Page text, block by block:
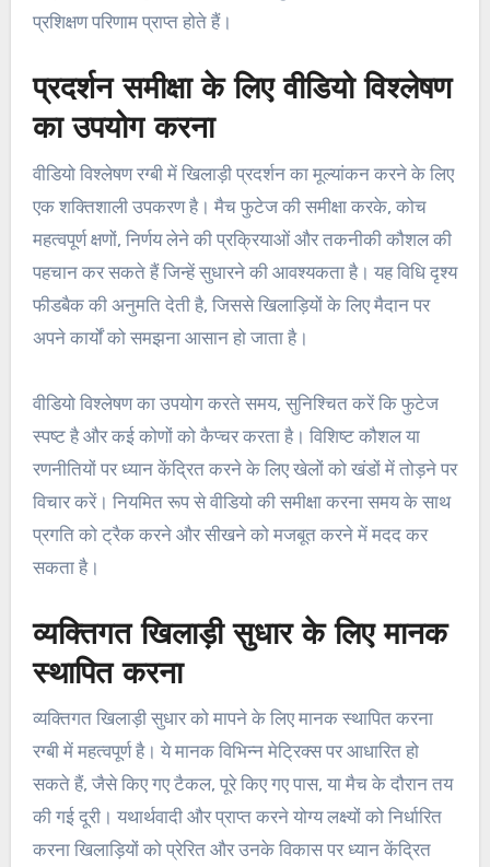
प्रशिक्षण परिणाम प्राप्त होते हैं।
प्रदर्शन समीक्षा के लिए वीडियो विश्लेषण
का उपयोग करना
वीडियो विश्लेषण रग्बी में खिलाड़ी प्रदर्शन का मूल्यांकन करने के लिए
एक शक्तिशाली उपकरण है। मैच फुटेज की समीक्षा करके, कोच
महत्वपूर्ण क्षणों, निर्णय लेने की प्रक्रियाओं और तकनीकी कौशल की
पहचान कर सकते हैं जिन्हें सुधारने की आवश्यकता है। यह विधि दृश्य
फीडबैक की अनुमति देती है, जिससे खिलाड़ियों के लिए मैदान पर
अपने कार्यों को समझना आसान हो जाता है।
वीडियो विश्लेषण का उपयोग करते समय, सुनिश्चित करें कि फुटेज
स्पष्ट है और कई कोणों को कैप्चर करता है। विशिष्ट कौशल या
रणनीतियों पर ध्यान केंद्रित करने के लिए खेलों को खंडों में तोड़ने पर
विचार करें। नियमित रूप से वीडियो की समीक्षा करना समय के साथ
प्रगति को ट्रैक करने और सीखने को मजबूत करने में मदद कर
सकता है।
व्यक्तिगत खिलाड़ी सुधार के लिए मानक
स्थापित करना
व्यक्तिगत खिलाड़ी सुधार को मापने के लिए मानक स्थापित करना
रग्बी में महत्वपूर्ण है। ये मानक विभिन्न मेट्रिक्स पर आधारित हो
सकते हैं, जैसे किए गए टैकल, पूरे किए गए पास, या मैच के दौरान तय
की गई दूरी। यथार्थवादी और प्राप्त करने योग्य लक्ष्यों को निर्धारित
करना खिलाड़ियों को प्रेरित और उनके विकास पर ध्यान केंद्रित